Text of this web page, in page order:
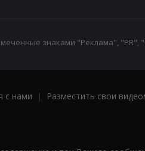
знаками "Реклама", "PR",
с нами | Разместить свои